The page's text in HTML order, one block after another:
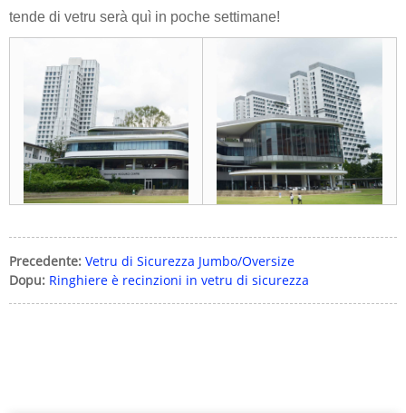
tende di vetru serà quì in poche settimane!
Precedente: Vetru di Sicurezza Jumbo/Oversize
Dopu: Ringhiere è recinzioni in vetru di sicurezza